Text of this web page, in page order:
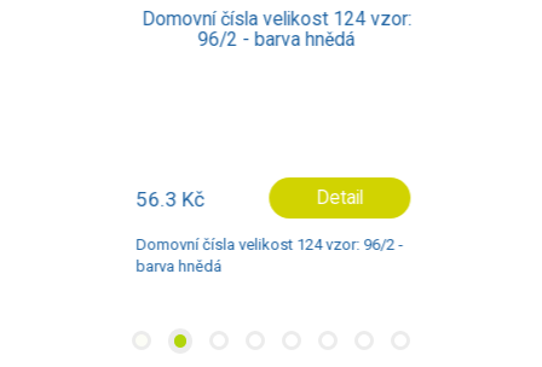
Domovní čísla velikost 124 vzor:
96/2 - barva hnědá
56.3 Kč Detail
Domovní čísla velikost 124 vzor: 96/2 -
barva hnědá